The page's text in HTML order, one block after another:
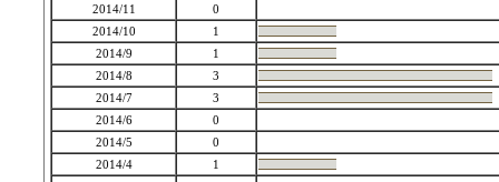
2014/11
0
2014/10
1
2014/9
1
2014/8
3
2014/7
3
2014/6
0
2014/5
0
2014/4
1